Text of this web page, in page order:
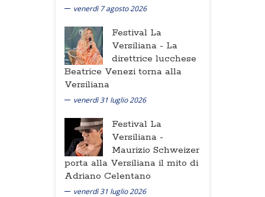
venerdì 7 agosto 2026
Festival La
Versiliana - La
direttrice lucchese
Beatrice Venezi torna alla
Versiliana
venerdì 31 luglio 2026
Festival La
Versiliana -
Maurizio Schweizer
porta alla Versiliana il mito di
Adriano Celentano
venerdì 31 luglio 2026